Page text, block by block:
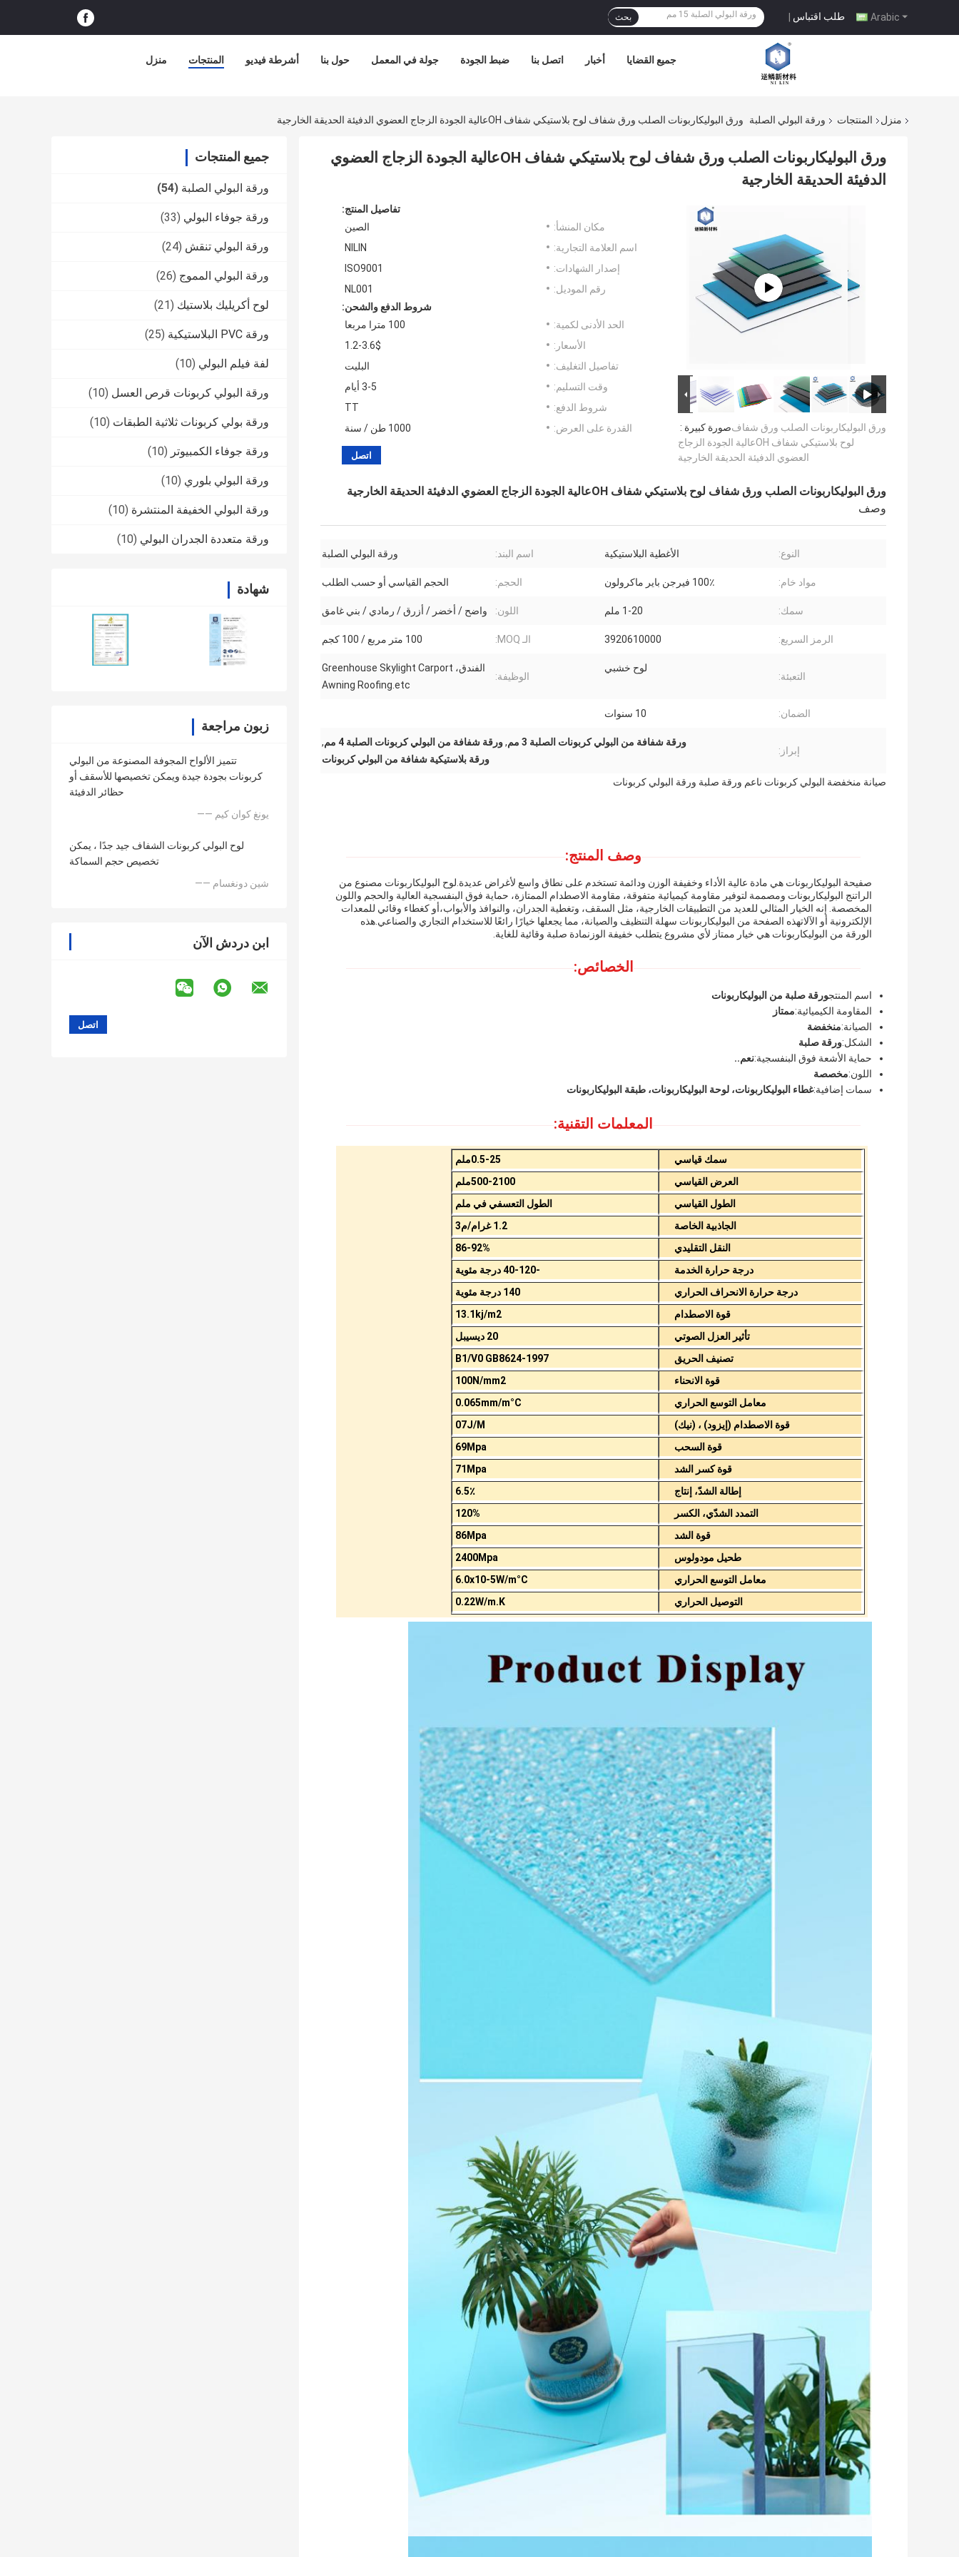
Arabic طلب اقتباس | بحث
منزل المنتجات أشرطة فيديو حول بنا جولة في المعمل ضبط الجودة اتصل بنا أخبار جميع القضايا
منزل المنتجات ورقة البولي الصلبة ورق البوليكاربونات الصلب ورق شفاف لوح بلاستيكي شفاف OHعالية الجودة الزجاج العضوي الدفيئة الحديقة الخارجية
جميع المنتجات
ورقة البولي الصلبة (54)
ورقة جوفاء البولي (33)
ورقة البولي تنقش (24)
ورقة البولي المموج (26)
لوح أكريليك بلاستيك (21)
ورقة PVC البلاستيكية (25)
لفة فيلم البولي (10)
ورقة البولي كربونات قرص العسل (10)
ورقة بولي كربونات ثلاثية الطبقات (10)
ورقة جوفاء الكمبيوتر (10)
ورقة البولي بلوري (10)
ورقة البولي الخفيفة المنتشرة (10)
ورقة متعددة الجدران البولي (10)
شهادة
زبون مراجعة
تتميز الألواح المجوفة المصنوعة من البولي
كربونات بجودة جيدة ويمكن تخصيصها للأسقف أو
حظائر الدفيئة
—— يونغ كوان كيم
لوح البولي كربونات الشفاف جيد جدًا ، يمكن
تخصيص حجم السماكة
—— شين دونغسام
ابن دردش الآن
ورق البوليكاربونات الصلب ورق شفاف لوح بلاستيكي شفاف OHعالية الجودة الزجاج العضوي
الدفيئة الحديقة الخارجية
صورة كبيرة :ورق البوليكاربونات الصلب ورق شفاف
لوح بلاستيكي شفاف OHعالية الجودة الزجاج
العضوي الدفيئة الحديقة الخارجية
تفاصيل المنتج:
مكان المنشأ:
الصين
اسم العلامة التجارية:
NILIN
إصدار الشهادات:
ISO9001
رقم الموديل:
NL001
شروط الدفع والشحن:
الحد الأدنى لكمية:
100 مترا مربعا
الأسعار:
1.2-3.6$
تفاصيل التغليف:
البليت
وقت التسليم:
3-5 أيام
شروط الدفع:
TT
القدرة على العرض:
1000 طن / سنة
اتصل
ورق البوليكاربونات الصلب ورق شفاف لوح بلاستيكي شفاف OHعالية الجودة الزجاج العضوي الدفيئة الحديقة الخارجية
وصف
النوع: الأغطية البلاستيكية اسم البند: ورقة البولي الصلبة
مواد خام: 100٪ فيرجن باير ماكرولون الحجم: الحجم القياسي أو حسب الطلب
سمك: 1-20 ملم اللون: واضح / أخضر / أزرق / رمادي / بني غامق
الرمز السريع: 3920610000 الـ MOQ: 100 متر مربع / 100 كجم
التعبئة:
لوح خشبي
الوظيفة:
الفندق، Greenhouse Skylight Carport
Awning Roofing.etc
الضمان: 10 سنوات
إبراز:
ورقة شفافة من البولي كربونات الصلبة 3 مم ,ورقة شفافة من البولي كربونات الصلبة 4 مم
,
ورقة بلاستيكية شفافة من البولي كربونات
صيانة منخفضة البولي كربونات ناعم ورقة صلبة ورقة البولي كربونات
وصف المنتج:
صفيحة البوليكاربونات هي مادة عالية الأداء وخفيفة الوزن ودائمة تستخدم على نطاق واسع لأغراض عديدة.لوح البوليكاربونات مصنوع من
الراتنج البوليكاربونات ومصممة لتوفير مقاومة كيميائية متفوقة، مقاومة الاصطدام الممتازة، حماية فوق البنفسجية العالية والحجم واللون
المخصصة. إنه الخيار المثالي للعديد من التطبيقات الخارجية، مثل السقف، وتغطية الجدران، والنوافذ والأبواب،أو كغطاء وقائي للمعدات
الإلكترونية أو الآلاتهذه الصفحة من البوليكاربونات سهلة التنظيف والصيانة، مما يجعلها خيارًا رائعًا للاستخدام التجاري والصناعي.هذه
الورقة من البوليكاربونات هي خيار ممتاز لأي مشروع يتطلب خفيفة الوزنمادة صلبة وقائية للغاية.
الخصائص:
اسم المنتجورقة صلبة من البوليكاربونات
المقاومة الكيميائية:ممتاز
الصيانة:منخفضة
الشكل:ورقة صلبة
حماية الأشعة فوق البنفسجية:نعم..
اللون:مخصصة
سمات إضافية:غطاء البوليكاربونات، لوحة البوليكاربونات، طبقة البوليكاربونات
المعلمات التقنية:
سمك قياسي
0.5-25ملم
العرض القياسي
500-2100ملم
الطول القياسي
الطول التعسفي في ملم
الجاذبية الخاصة
1.2 غرام/م3
النقل التقليدي
86-92%
درجة حرارة الخدمة
-40-120 درجة مئوية
درجة حرارة الانحراف الحراري
140 درجة مئوية
قوة الاصطدام
13.1kj/m2
تأثير العزل الصوتي
20 ديسيبل
تصنيف الحريق
B1/V0 GB8624-1997
قوة الانحناء
100N/mm2
معامل التوسع الحراري
0.065mm/m°C
قوة الاصطدام (إيزود) ، (نيك)
07J/M
قوة السحب
69Mpa
قوة كسر الشد
71Mpa
إطالة الشدّ، إنتاج
6.5٪
التمدد الشدّي، الكسر
120%
قوة الشد
86Mpa
طحيل مودولوس
2400Mpa
معامل التوسع الحراري
6.0x10-5W/m°C
التوصيل الحراري
0.22W/m.K